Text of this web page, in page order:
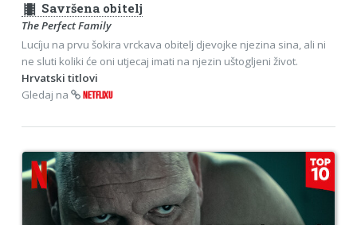
theaters Savršena obitelj
The Perfect Family
Lucíju na prvu šokira vrckava obitelj djevojke njezina sina, ali ni
ne sluti koliki će oni utjecaj imati na njezin uštogljeni život.
Hrvatski titlovi
Gledaj na
NETFLIXU